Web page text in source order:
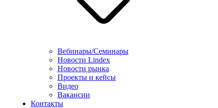
Вебинары/Семинары
Новости Lindex
Новости рынка
Проекты и кейсы
Видео
Вакансии
Контакты